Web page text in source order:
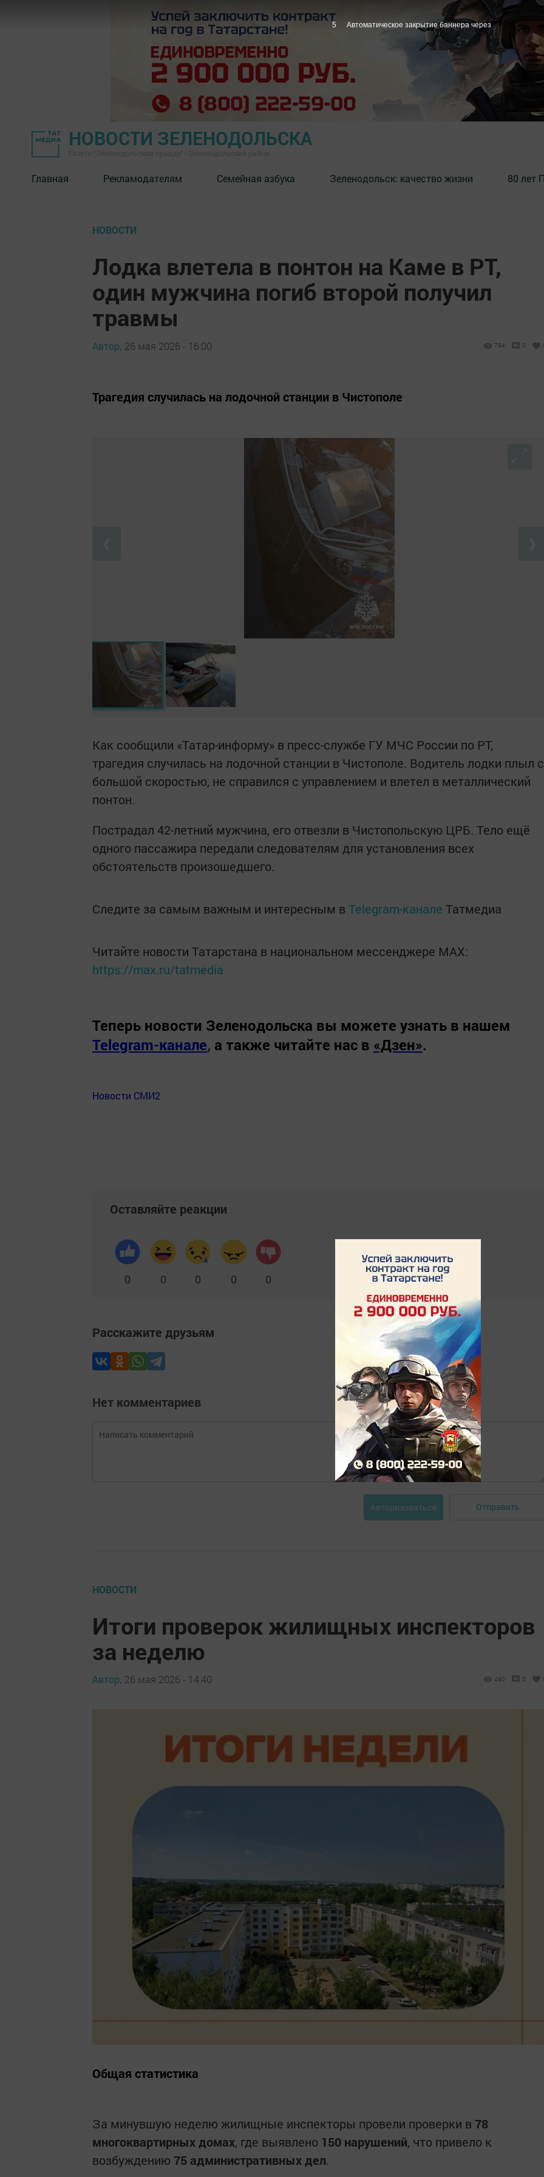
НОВОСТИ ЗЕЛЕНОДОЛЬСКА
Главная Рекламодателям Семейная азбука ⁠Зеленодольск: качество жизни 80 лет
НОВОСТИ
Лодка влетела в понтон на Каме в РТ,
один мужчина погиб второй получил
травмы
Автор, 26 мая 2026 - 16:00 794 0
Трагедия случилась на лодочной станции в Чистополе
Как сообщили «Татар-информу» в пресс-службе ГУ МЧС России по РТ,
трагедия случилась на лодочной станции в Чистополе. Водитель лодки плыл с
большой скоростью, не справился с управлением и влетел в металлический
понтон.
Пострадал 42-летний мужчина, его отвезли в Чистопольскую ЦРБ. Тело ещё
одного пассажира передали следователям для установления всех
обстоятельств произошедшего.
Следите за самым важным и интересным в Telegram-канале Татмедиа
Читайте новости Татарстана в национальном мессенджере MАХ:
https://max.ru/tatmedia
Теперь новости Зеленодольска вы можете узнать в нашем
Telegram-канале, а также читайте нас в «Дзен».
Новости СМИ2
Оставляйте реакции
0 0 0 0 0
Расскажите друзьям
Нет комментариев
Авторизоваться Отправить
НОВОСТИ
Итоги проверок жилищных инспекторов
за неделю
Автор, 26 мая 2026 - 14:40 490 0
Общая статистика
За минувшую неделю жилищные инспекторы провели проверки в 78
многоквартирных домах, где выявлено 150 нарушений, что привело к
возбуждению 75 административных дел.
4 Автоматическое закрытие баннера через